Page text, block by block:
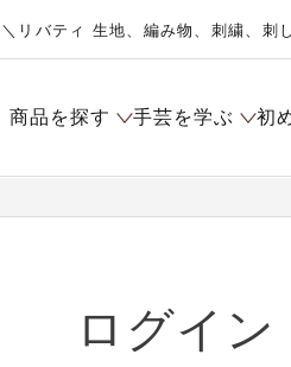
＼リバティ 生地、編み物、刺繍、刺
商品を探す 手芸を学ぶ 初
ログイン